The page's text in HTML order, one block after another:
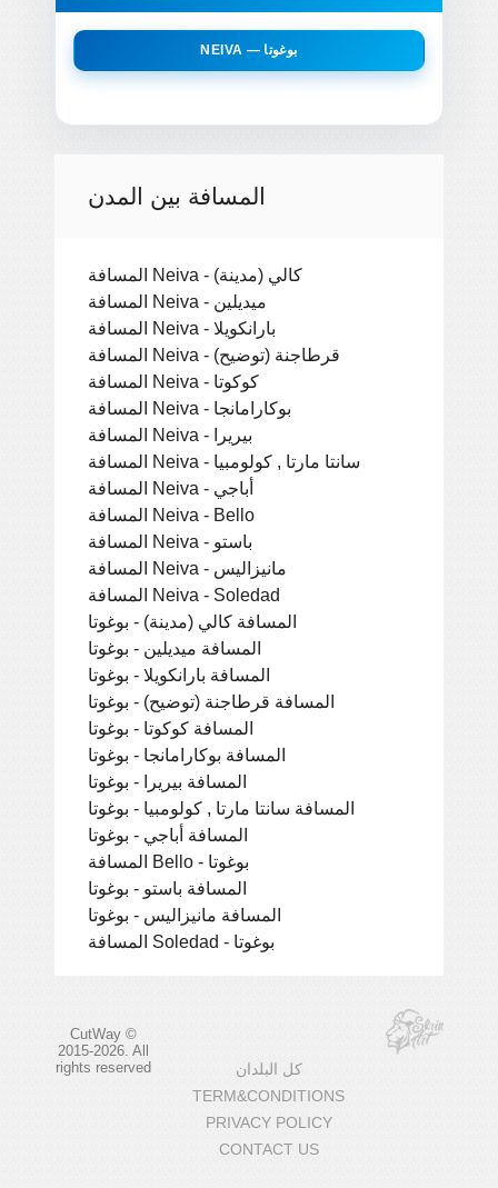
NEIVA — بوغوتا
المسافة بين المدن
المسافة Neiva - كالي (مدينة)
المسافة Neiva - ميديلين
المسافة Neiva - بارانكويلا
المسافة Neiva - قرطاجنة (توضيح)
المسافة Neiva - كوكوتا
المسافة Neiva - بوكارامانجا
المسافة Neiva - بيريرا
المسافة Neiva - سانتا مارتا , كولومبيا
المسافة Neiva - أباجي
المسافة Neiva - Bello
المسافة Neiva - باستو
المسافة Neiva - مانيزاليس
المسافة Neiva - Soledad
المسافة كالي (مدينة) - بوغوتا
المسافة ميديلين - بوغوتا
المسافة بارانكويلا - بوغوتا
المسافة قرطاجنة (توضيح) - بوغوتا
المسافة كوكوتا - بوغوتا
المسافة بوكارامانجا - بوغوتا
المسافة بيريرا - بوغوتا
المسافة سانتا مارتا , كولومبيا - بوغوتا
المسافة أباجي - بوغوتا
المسافة Bello - بوغوتا
المسافة باستو - بوغوتا
المسافة مانيزاليس - بوغوتا
المسافة Soledad - بوغوتا
CutWay ©
2015-2026. All
rights reserved
كل البلدان
TERM&CONDITIONS
PRIVACY POLICY
CONTACT US